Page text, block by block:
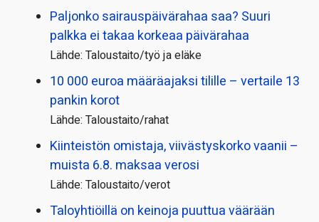
Paljonko sairauspäivä­rahaa saa? Suuri
palkka ei takaa korkeaa päivärahaa
Lähde: Taloustaito/työ ja eläke
10 000 euroa määräajaksi tilille – vertaile 13
pankin korot
Lähde: Taloustaito/rahat
Kiinteistön omistaja, viivästyskorko vaanii –
muista 6.8. maksaa verosi
Lähde: Taloustaito/verot
Taloyhtiöillä on keinoja puuttua väärään